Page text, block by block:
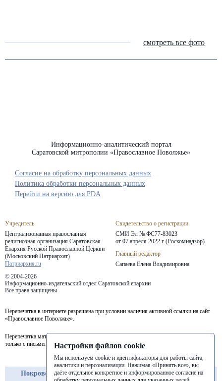
смотреть все фото
Информационно-аналитический портал
Саратовской митрополии «Православное Поволжье»
Учредитель
Централизованная православная
религиозная организация Саратовская
Епархия Русской Православной Церкви
(Московский Патриархат)
Патриархия.ru
Свидетельство о регистрации
СМИ Эл № ФС77-83023
от 07 апреля 2022 г (Роскомнадзор)
Главный редактор
Сапаева Елена Владимировна
© 2004-2026
Информационно-издательский отдел Саратовской епархии
Все права защищены
Согласие на обработку персональных данных
Политика обработки персональных данных
Перепечатка в интернете разрешена при условии наличия активной ссылки на сайт
«Православное Поволжье».
Перепечатка материалов портала в печатных изданиях (книгах, прессе) возможна
только с письменного разрешения редакции.
Покровская
Балашовская
Балаковская
Перейти на версию для PDA
Настройки файлов cookie
Мы используем cookie и идентификаторы для работы сайта,
аналитики и персонализации. Нажимая «Принять все», вы
даёте отдельное конкретное и информированное согласие на